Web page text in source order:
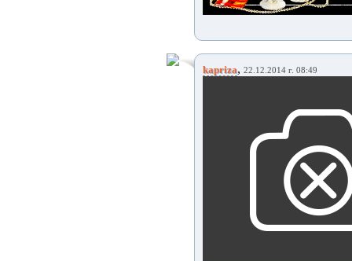
kapriza, 22.12.2014 г. 08:49